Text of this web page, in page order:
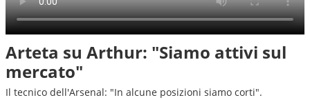
Arteta su Arthur: "Siamo attivi sul
mercato"
Il tecnico dell'Arsenal: "In alcune posizioni siamo corti".